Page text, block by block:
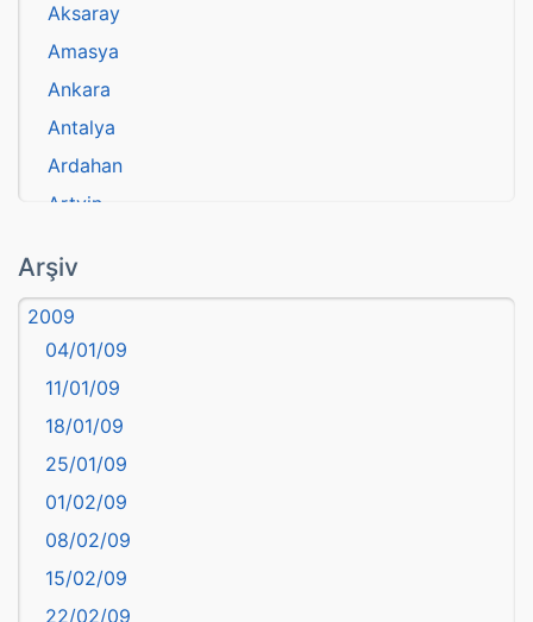
Aksaray
Amasya
Ankara
Antalya
Ardahan
Artvin
Aydın
Balıkesir
Bartın
başkentler
Batman
Bayburt
Bilecik
Bingöl
Bitlis
Arşiv
2009
04/01/09
11/01/09
18/01/09
25/01/09
01/02/09
08/02/09
15/02/09
22/02/09